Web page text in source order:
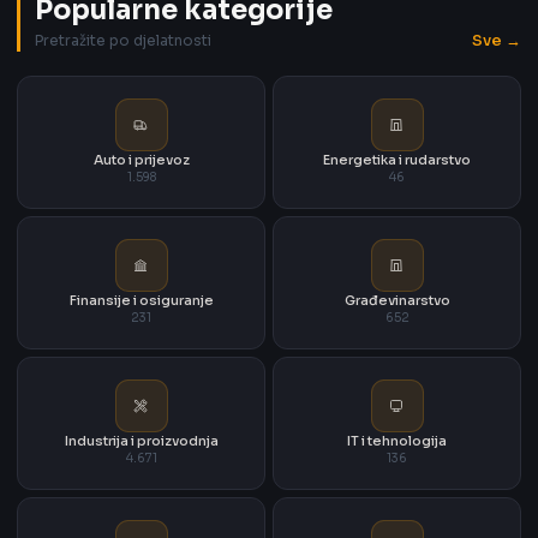
Popularne kategorije
Pretražite po djelatnosti Sve →
Auto i prijevoz
1.598
Energetika i rudarstvo
46
Finansije i osiguranje
231
Građevinarstvo
652
Industrija i proizvodnja
4.671
IT i tehnologija
136